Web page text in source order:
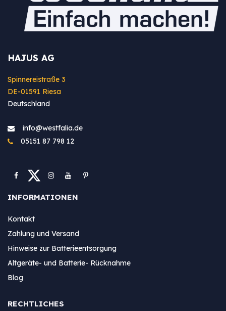
HAJUS AG
Spinnereistraße 3
DE-01591 Riesa
Deutschland
info@westfa​lia.de
05151 87 798 12
INFORMATIONEN
Kontakt
Zahlung und Versand
Hinweise zur Batterieentsorgung
Altgeräte- und Batterie- Rücknahme
Blog
RECHTLICHES